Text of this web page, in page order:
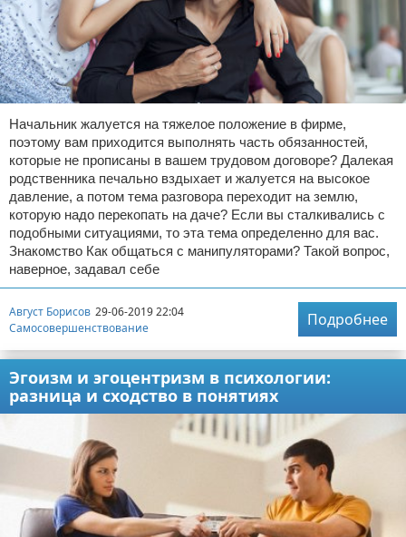
Начальник жалуется на тяжелое положение в фирме,
поэтому вам приходится выполнять часть обязанностей,
которые не прописаны в вашем трудовом договоре? Далекая
родственника печально вздыхает и жалуется на высокое
давление, а потом тема разговора переходит на землю,
которую надо перекопать на даче? Если вы сталкивались с
подобными ситуациями, то эта тема определенно для вас.
Знакомство Как общаться с манипуляторами? Такой вопрос,
наверное, задавал себе
Август Борисов 29-06-2019 22:04
Самосовершенствование
Подробнее
Эгоизм и эгоцентризм в психологии:
разница и сходство в понятиях